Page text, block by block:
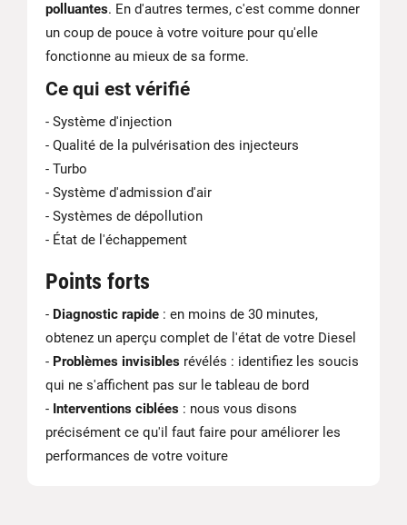
polluantes. En d'autres termes, c'est comme donner
un coup de pouce à votre voiture pour qu'elle
fonctionne au mieux de sa forme.
Ce qui est vérifié
- Système d'injection
- Qualité de la pulvérisation des injecteurs
- Turbo
- Système d'admission d'air
- Systèmes de dépollution
- État de l'échappement
Points forts
- Diagnostic rapide : en moins de 30 minutes,
obtenez un aperçu complet de l'état de votre Diesel
- Problèmes invisibles révélés : identifiez les soucis
qui ne s'affichent pas sur le tableau de bord
- Interventions ciblées : nous vous disons
précisément ce qu'il faut faire pour améliorer les
performances de votre voiture